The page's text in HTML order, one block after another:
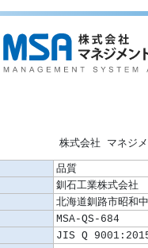
株式会社 マネジ
品質
釧石工業株式会
北海道釧路市昭和
MSA-QS-684
JIS Q